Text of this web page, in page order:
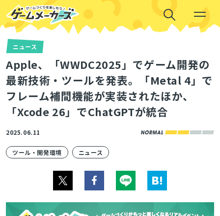
ニュース
Apple、「WWDC2025」でゲーム開発の
最新技術・ツールを発表。「Metal 4」で
フレーム補間機能が実装されたほか、
「Xcode 26」でChatGPTが統合
2025.06.11
ツール・開発環境 ニュース